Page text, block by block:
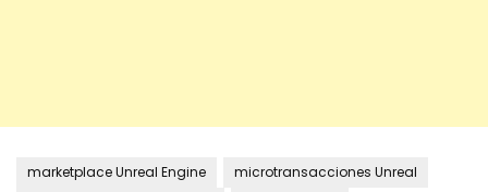
marketplace Unreal Engine
microtransacciones Unreal